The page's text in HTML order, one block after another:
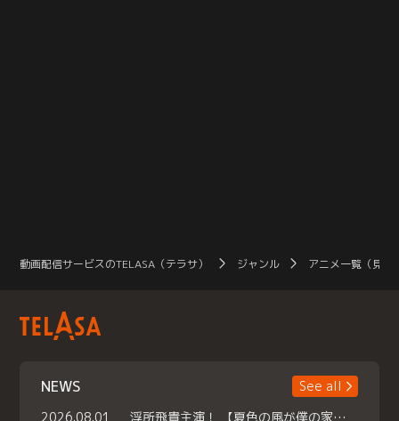
動画配信サービスのTELASA（テラサ） ジャンル アニメ一覧（見放
NEWS
See all
2026.08.01
浮所飛貴主演！ 【夏色の風が僕の家にやってきた】 本日よりテラサで独占配信スタート！